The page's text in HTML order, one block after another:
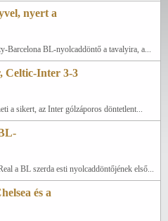
nyert a
Barcelona BL-nyolcaddöntő a tavalyira, a...
Celtic-Inter 3-3
a sikert, az Inter gólzáporos döntetlent...
a BL szerda esti nyolcaddöntőjének első...
és a